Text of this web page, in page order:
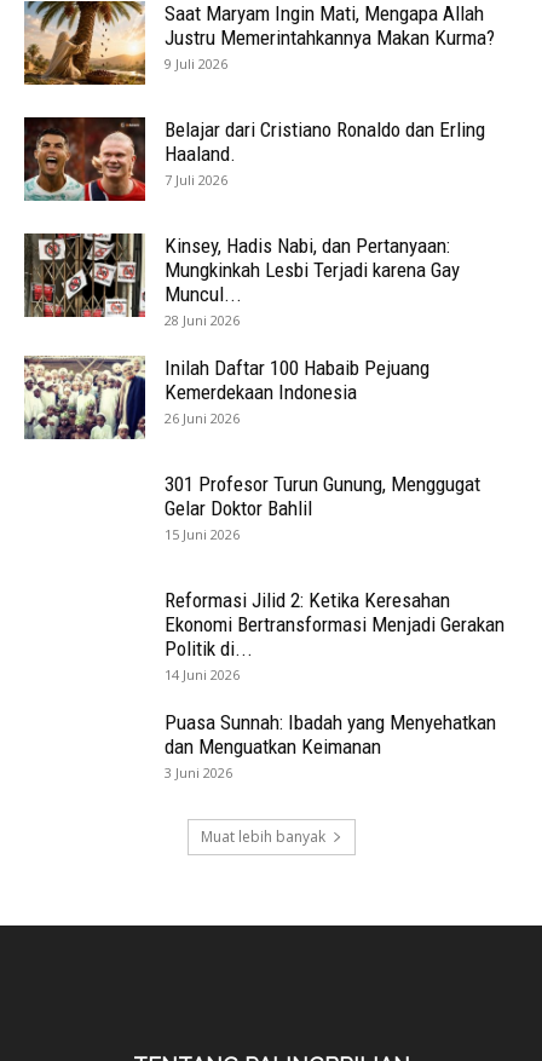
Saat Maryam Ingin Mati, Mengapa Allah
Justru Memerintahkannya Makan Kurma?
9 Juli 2026
Belajar dari Cristiano Ronaldo dan Erling
Haaland.
7 Juli 2026
Kinsey, Hadis Nabi, dan Pertanyaan:
Mungkinkah Lesbi Terjadi karena Gay
Muncul...
28 Juni 2026
Inilah Daftar 100 Habaib Pejuang
Kemerdekaan Indonesia
26 Juni 2026
301 Profesor Turun Gunung, Menggugat
Gelar Doktor Bahlil
15 Juni 2026
Reformasi Jilid 2: Ketika Keresahan
Ekonomi Bertransformasi Menjadi Gerakan
Politik di...
14 Juni 2026
Puasa Sunnah: Ibadah yang Menyehatkan
dan Menguatkan Keimanan
3 Juni 2026
Muat lebih banyak